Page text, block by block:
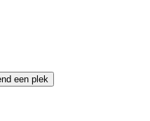
het leren in jouw organisatie
en ontwikkeling in het werk
structureren en
een plek